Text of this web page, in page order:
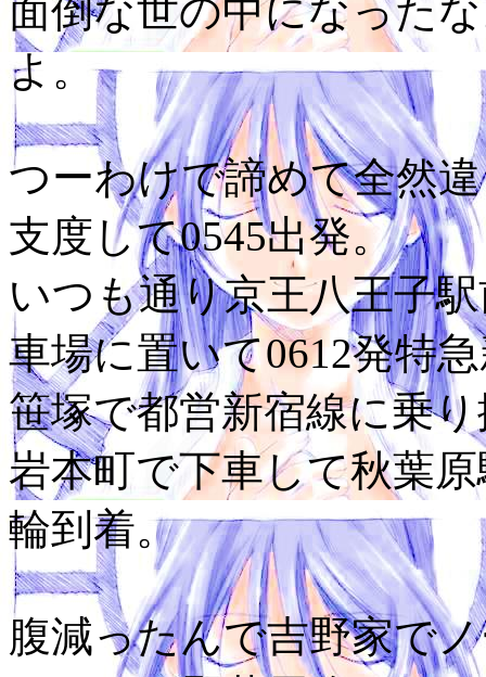
面倒な世の中になった
よ。
つーわけで諦めて全然
支度して0545出発。
いつも通り京王八王子
車場に置いて0612発特
笹塚で都営新宿線に乗
岩本町で下車して秋葉
輪到着。
腹減ったんで吉野家で